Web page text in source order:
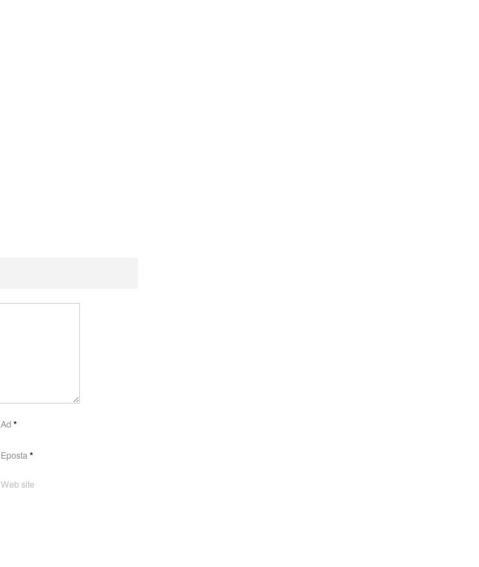
Ad *
Eposta *
Web site